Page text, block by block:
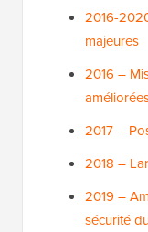
2016-
majeures
2016 –
2017 –
2018 –
2019 –
sécurité